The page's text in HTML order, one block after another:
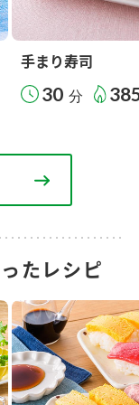
手まり寿司
30 分
たレシピ